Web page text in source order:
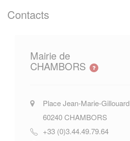
Contacts
Mairie de
CHAMBORS
Place Jean-Marie-Gillouard
60240CHAMBORS
+33 (0)3.44.49.79.64